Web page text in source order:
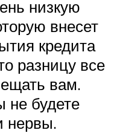
низкую
внесет
кредита
разницу все
вам.
не будете
нервы.